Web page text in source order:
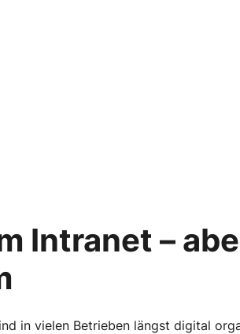
Intranet –
in vielen Betrieben längst digital